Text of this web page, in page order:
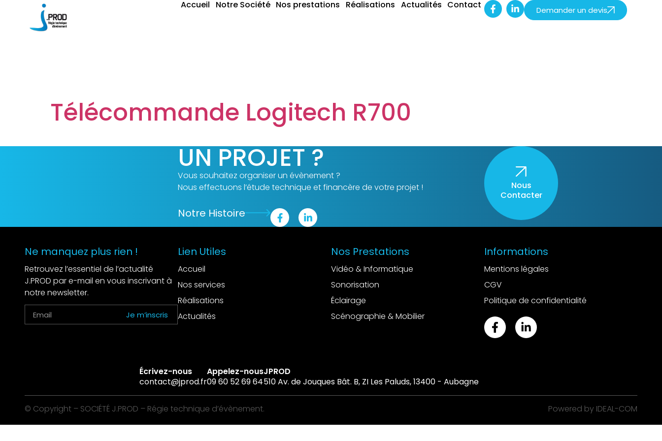
Accueil Notre Société Nos prestations Réalisations Actualités Contact Demander un devis
Télécommande Logitech R700
UN PROJET ?
Vous souhaitez organiser un évènement ?
Nous effectuons l’étude technique et financère de votre projet !
Notre Histoire
Nous
Contacter
Ne manquez plus rien !
Retrouvez l’essentiel de l’actualité
J.PROD par e-mail en vous inscrivant à
notre newsletter.
Je m’inscris
Lien Utiles
Accueil
Nos services
Réalisations
Actualités
Nos Prestations
Vidéo & Informatique
Sonorisation
Éclairage
Scénographie & Mobilier
Informations
Mentions légales
CGV
Politique de confidentialité
Écrivez-nous
contact@jprod.fr
Appelez-nous
09 60 52 69 64
JPROD
510 Av. de Jouques Bât. B, ZI Les Paluds, 13400 - Aubagne
© Copyright – SOCIÉTÉ J.PROD – Régie technique d’évènement. Powered by IDEAL-COM